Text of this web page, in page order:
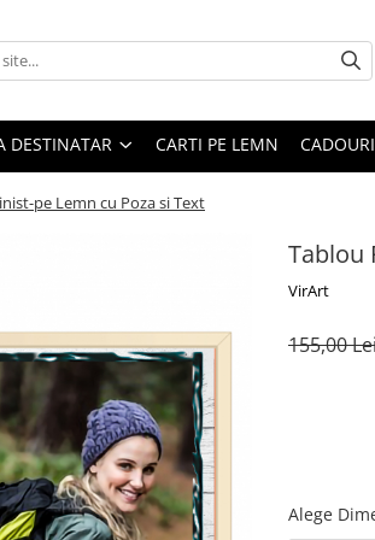
DESTINATAR CARTI PE LEMN
pe Lemn cu Poza si Text
Tablou
VirArt
155,00
Alege